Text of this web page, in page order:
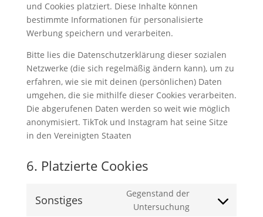
und Cookies platziert. Diese Inhalte können
bestimmte Informationen für personalisierte
Werbung speichern und verarbeiten.
Bitte lies die Datenschutzerklärung dieser sozialen
Netzwerke (die sich regelmäßig ändern kann), um zu
erfahren, wie sie mit deinen (persönlichen) Daten
umgehen, die sie mithilfe dieser Cookies verarbeiten.
Die abgerufenen Daten werden so weit wie möglich
anonymisiert. TikTok und Instagram hat seine Sitze
in den Vereinigten Staaten
6. Platzierte Cookies
Sonstiges
Gegenstand der
Untersuchung
Consent